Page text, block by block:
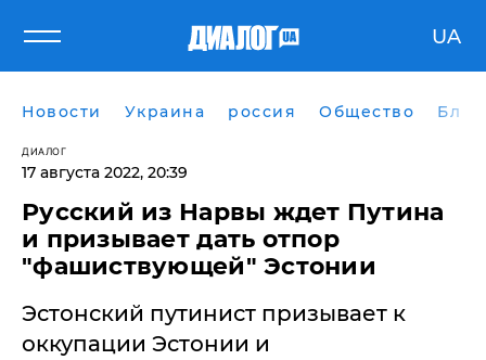
UA
Новости Украина россия Общество
ДИАЛОГ
17 августа 2022, 20:39
Русский из Нарвы ждет Путина
и призывает дать отпор
"фашиствующей" Эстонии
Эстонский путинист призывает к
оккупации Эстонии и